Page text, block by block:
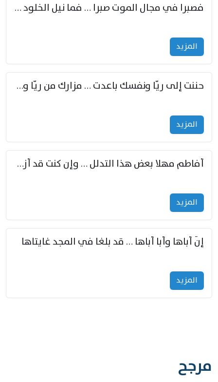
فصبرا في مجال الموت صبرا … فما نيل الخلود بمستطاع
المزید
حننت إلى ريّا ونفسك باعدت … مزارك من ريّا وشعباكما معا
المزید
أفاطم مهلا بعض هذا التدلل … وإن كنت قد أزمعت صرمي فأجملي
المزید
إنّ أباها وأبا أباها … قد بلغا في المجد غايتاها
المزید
مرجح